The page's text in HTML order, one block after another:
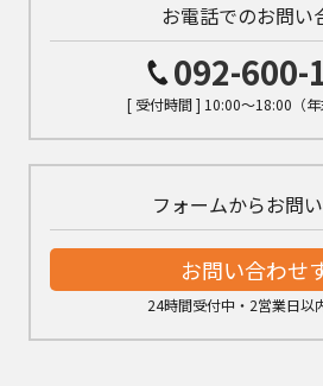
お電話でのお問い
092-600-
[ 受付時間 ] 10:00～18:00（年
フォームからお問
お問い合わせ
24時間受付中・2営業日以